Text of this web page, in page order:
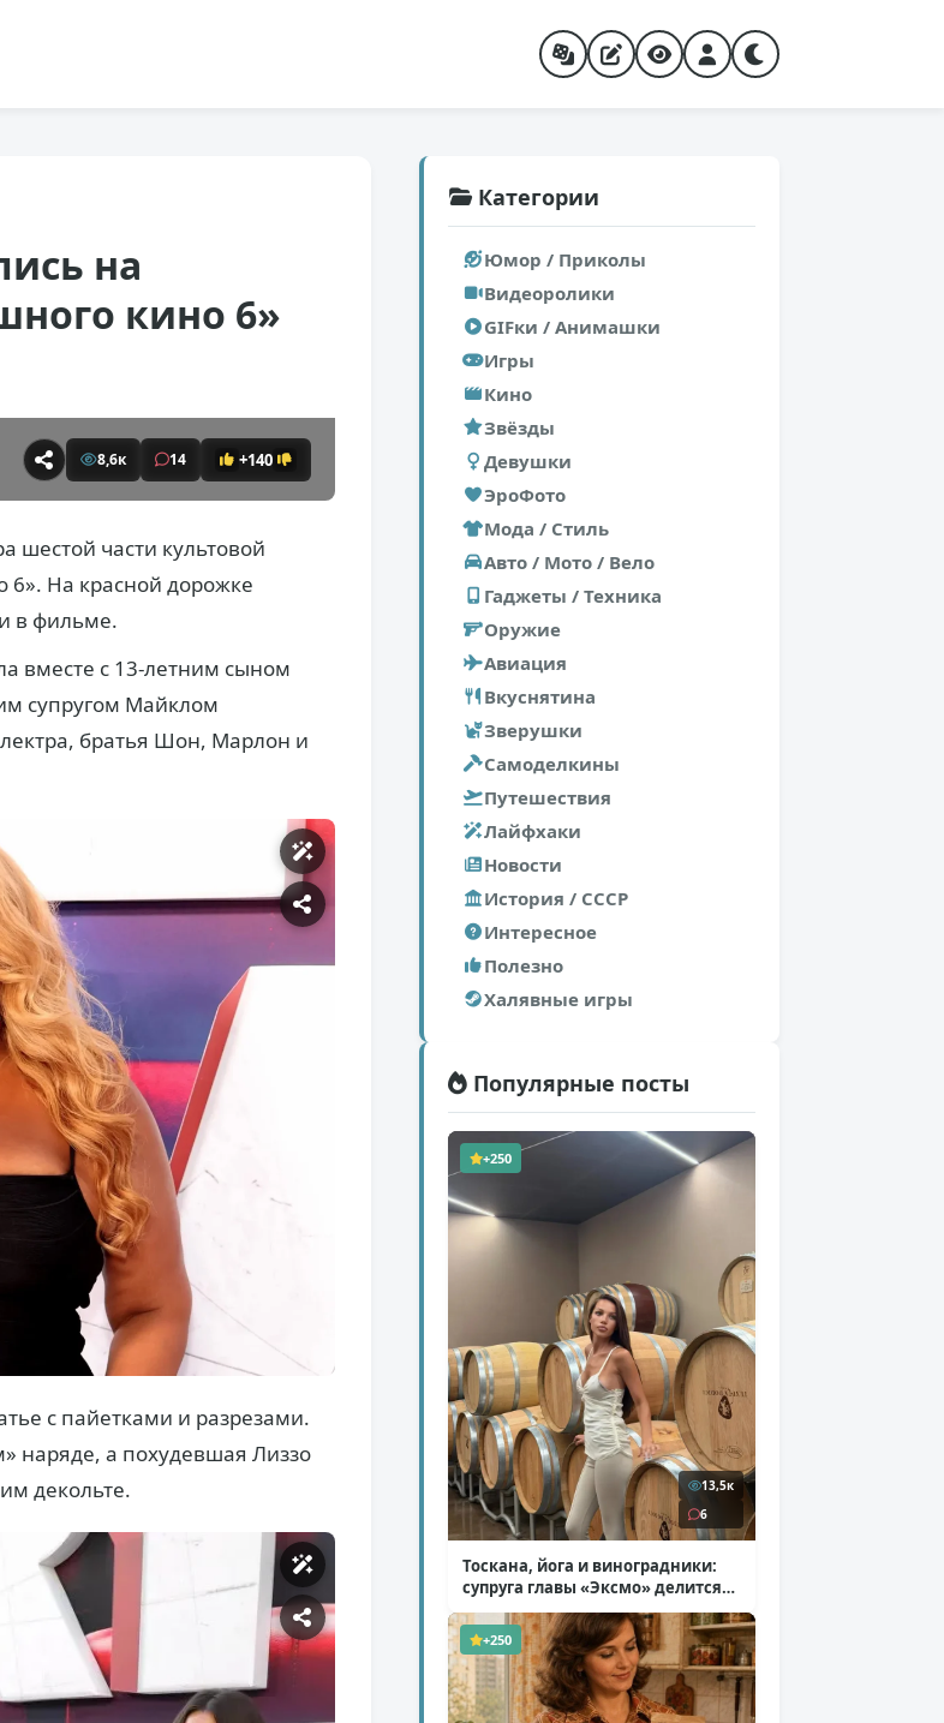
на
кино 6»
8,6к 14 +140
шестой части культовой
На красной дорожке
в фильме.
вместе с 13-летним сыном
супругом Майклом
братья Шон, Марлон и
с пайетками и разрезами.
наряде, а похудевшая Лиззо
декольте.
Категории
Юмор / Приколы
Видеоролики
GIFки / Анимашки
Игры
Кино
Звёзды
Девушки
ЭроФото
Мода / Стиль
Авто / Мото / Вело
Гаджеты / Техника
Оружие
Авиация
Вкуснятина
Зверушки
Самоделкины
Путешествия
Лайфхаки
Новости
История / СССР
Интересное
Полезно
Халявные игры
Популярные посты
+250
13,5к
6
Тоскана, йога и виноградники:
супруга главы «Эксмо» делится
кадрами из Италии( 14 фото )
+250